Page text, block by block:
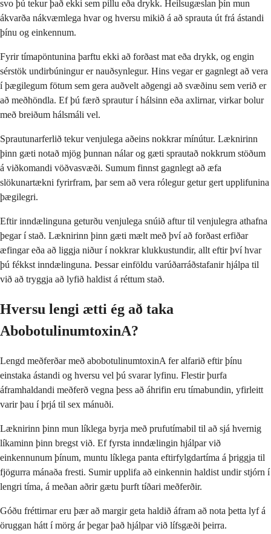
svo þú tekur það ekki sem pillu eða drykk. Heilsugæslan þín mun
ákvarða nákvæmlega hvar og hversu mikið á að sprauta út frá ástandi
þínu og einkennum.
Fyrir tímapöntunina þarftu ekki að forðast mat eða drykk, og engin
sérstök undirbúningur er nauðsynlegur. Hins vegar er gagnlegt að vera
í þægilegum fötum sem gera auðvelt aðgengi að svæðinu sem verið er
að meðhöndla. Ef þú færð sprautur í hálsinn eða axlirnar, virkar bolur
með breiðum hálsmáli vel.
Sprautunarferlið tekur venjulega aðeins nokkrar mínútur. Læknirinn
þinn gæti notað mjög þunnan nálar og gæti sprautað nokkrum stöðum
á viðkomandi vöðvasvæði. Sumum finnst gagnlegt að æfa
slökunartækni fyrirfram, þar sem að vera rólegur getur gert upplifunina
þægilegri.
Eftir inndælinguna geturðu venjulega snúið aftur til venjulegra athafna
þegar í stað. Læknirinn þinn gæti mælt með því að forðast erfiðar
æfingar eða að liggja niður í nokkrar klukkustundir, allt eftir því hvar
þú fékkst inndælinguna. Þessar einföldu varúðarráðstafanir hjálpa til
við að tryggja að lyfið haldist á réttum stað.
Hversu lengi ætti ég að taka
AbobotulinumtoxinA?
Lengd meðferðar með abobotulinumtoxinA fer alfarið eftir þínu
einstaka ástandi og hversu vel þú svarar lyfinu. Flestir þurfa
áframhaldandi meðferð vegna þess að áhrifin eru tímabundin, yfirleitt
varir þau í þrjá til sex mánuði.
Læknirinn þinn mun líklega byrja með prufutímabil til að sjá hvernig
líkaminn þinn bregst við. Ef fyrsta inndælingin hjálpar við
einkennunum þínum, muntu líklega panta eftirfylgdartíma á þriggja til
fjögurra mánaða fresti. Sumir upplifa að einkennin haldist undir stjórn í
lengri tíma, á meðan aðrir gætu þurft tíðari meðferðir.
Góðu fréttirnar eru þær að margir geta haldið áfram að nota þetta lyf á
öruggan hátt í mörg ár þegar það hjálpar við lífsgæði þeirra.